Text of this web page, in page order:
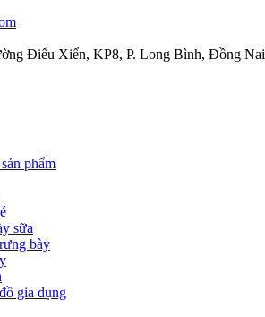
Điểu Xiển, KP8, P. Long Bình, Đồng Nai
phẩm
sữa
bày
gia dụng